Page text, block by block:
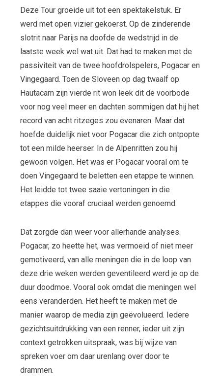
Deze Tour groeide uit tot een spektakelstuk. Er
werd met open vizier gekoerst. Op de zinderende
slotrit naar Parijs na doofde de wedstrijd in de
laatste week wel wat uit. Dat had te maken met de
passiviteit van de twee hoofdrolspelers, Pogacar en
Vingegaard. Toen de Sloveen op dag twaalf op
Hautacam zijn vierde rit won leek dit de voorbode
voor nog veel meer en dachten sommigen dat hij het
record van acht ritzeges zou evenaren. Maar dat
hoefde duidelijk niet voor Pogacar die zich ontpopte
tot een milde heerser. In de Alpenritten zou hij
gewoon volgen. Het was er Pogacar vooral om te
doen Vingegaard te beletten een etappe te winnen.
Het leidde tot twee saaie vertoningen in die
etappes die vooraf cruciaal werden genoemd.
Dat zorgde dan weer voor allerhande analyses.
Pogacar, zo heette het, was vermoeid of niet meer
gemotiveerd, van alle meningen die in de loop van
deze drie weken werden geventileerd werd je op de
duur doodmoe. Vooral ook omdat die meningen wel
eens veranderden. Het heeft te maken met de
manier waarop de media zijn geëvolueerd. Iedere
gezichtsuitdrukking van een renner, ieder uit zijn
context getrokken uitspraak, was bij wijze van
spreken voer om daar urenlang over door te
drammen.